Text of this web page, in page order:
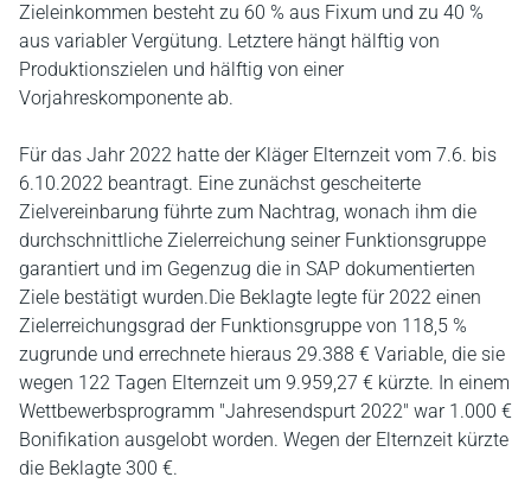
Zieleinkommen besteht zu 60 % aus Fixum und zu 40 %
aus variabler Vergütung. Letztere hängt hälftig von
Produktionszielen und hälftig von einer
Vorjahreskomponente ab.
Für das Jahr 2022 hatte der Kläger Elternzeit vom 7.6. bis
6.10.2022 beantragt. Eine zunächst gescheiterte
Zielvereinbarung führte zum Nachtrag, wonach ihm die
durchschnittliche Zielerreichung seiner Funktionsgruppe
garantiert und im Gegenzug die in SAP dokumentierten
Ziele bestätigt wurden.Die Beklagte legte für 2022 einen
Zielerreichungsgrad der Funktionsgruppe von 118,5 %
zugrunde und errechnete hieraus 29.388 € Variable, die sie
wegen 122 Tagen Elternzeit um 9.959,27 € kürzte. In einem
Wettbewerbsprogramm "Jahresendspurt 2022" war 1.000 €
Bonifikation ausgelobt worden. Wegen der Elternzeit kürzte
die Beklagte 300 €.